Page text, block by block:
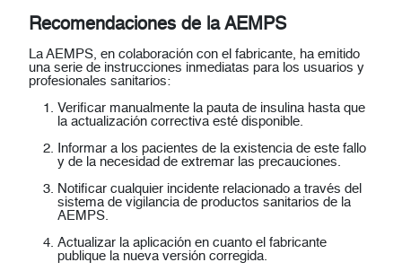
Recomendaciones de la AEMPS
La AEMPS, en colaboración con el fabricante, ha emitido
una serie de instrucciones inmediatas para los usuarios y
profesionales sanitarios:
Verificar manualmente la pauta de insulina hasta que
la actualización correctiva esté disponible.
Informar a los pacientes de la existencia de este fallo
y de la necesidad de extremar las precauciones.
Notificar cualquier incidente relacionado a través del
sistema de vigilancia de productos sanitarios de la
AEMPS.
Actualizar la aplicación en cuanto el fabricante
publique la nueva versión corregida.